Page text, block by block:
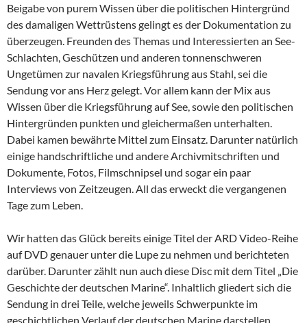
Beigabe von purem Wissen über die politischen Hintergründ
des damaligen Wettrüstens gelingt es der Dokumentation zu
überzeugen. Freunden des Themas und Interessierten an See-
Schlachten, Geschützen und anderen tonnenschweren
Ungetümen zur navalen Kriegsführung aus Stahl, sei die
Sendung vor ans Herz gelegt. Vor allem kann der Mix aus
Wissen über die Kriegsführung auf See, sowie den politischen
Hintergründen punkten und gleichermaßen unterhalten.
Dabei kamen bewährte Mittel zum Einsatz. Darunter natürlich
einige handschriftliche und andere Archivmitschriften und
Dokumente, Fotos, Filmschnipsel und sogar ein paar
Interviews von Zeitzeugen. All das erweckt die vergangenen
Tage zum Leben.
Wir hatten das Glück bereits einige Titel der ARD Video-Reihe
auf DVD genauer unter die Lupe zu nehmen und berichteten
darüber. Darunter zählt nun auch diese Disc mit dem Titel „Die
Geschichte der deutschen Marine“. Inhaltlich gliedert sich die
Sendung in drei Teile, welche jeweils Schwerpunkte im
geschichtlichen Verlauf der deutschen Marine darstellen.